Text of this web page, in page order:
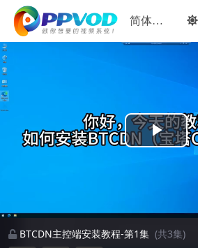
Play
BTCDN主控端安装教程-第1集 (共3集)